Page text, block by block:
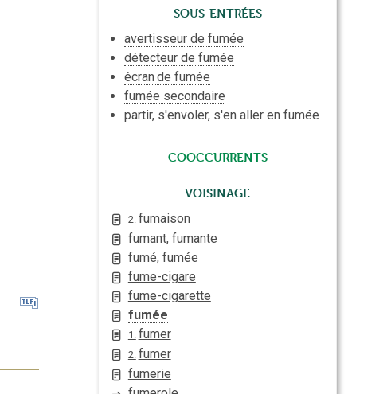
Sous-entrées
avertisseur de fumée
détecteur de fumée
écran de fumée
fumée secondaire
partir, s'envoler, s'en aller en fumée
cooccurrents
Voisinage
2. fumaison
fumant, fumante
fumé, fumée
fume-cigare
fume-cigarette
fumée
1. fumer
2. fumer
fumerie